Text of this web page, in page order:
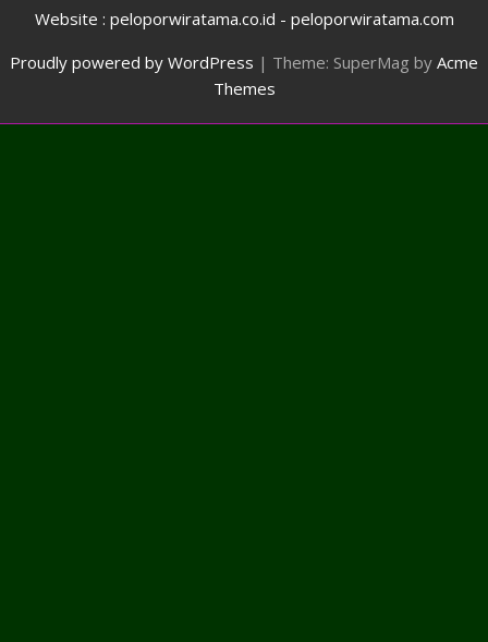
Website : peloporwiratama.co.id - peloporwiratama.com
Proudly powered by WordPress | Theme: SuperMag by Acme
Themes